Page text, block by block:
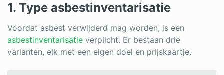
1. Type asbestinventarisatie
Voordat asbest verwijderd mag worden, is een
asbestinventarisatie verplicht. Er bestaan drie
varianten, elk met een eigen doel en prijskaartje.